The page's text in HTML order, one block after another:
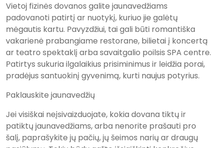
Vietoj fizinės dovanos galite jaunavedžiams
padovanoti patirtį ar nuotykį, kuriuo jie galėtų
mėgautis kartu. Pavyzdžiui, tai gali būti romantiška
vakarienė prabangiame restorane, bilietai į koncertą
ar teatro spektaklį arba savaitgalio poilsis SPA centre.
Patirtys sukuria ilgalaikius prisiminimus ir leidžia porai,
pradėjus santuokinį gyvenimą, kurti naujus potyrius.
Paklauskite jaunavedžių
Jei visiškai neįsivaizduojate, kokia dovana tiktų ir
patiktų jaunavedžiams, arba nenorite prašauti pro
šalį, paprašykite jų pačių, jų šeimos narių ar draugų